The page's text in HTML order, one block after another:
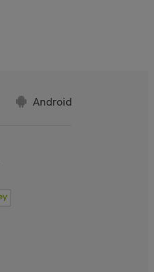
Android